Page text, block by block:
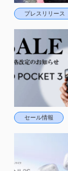
プレスリリース
セール情報